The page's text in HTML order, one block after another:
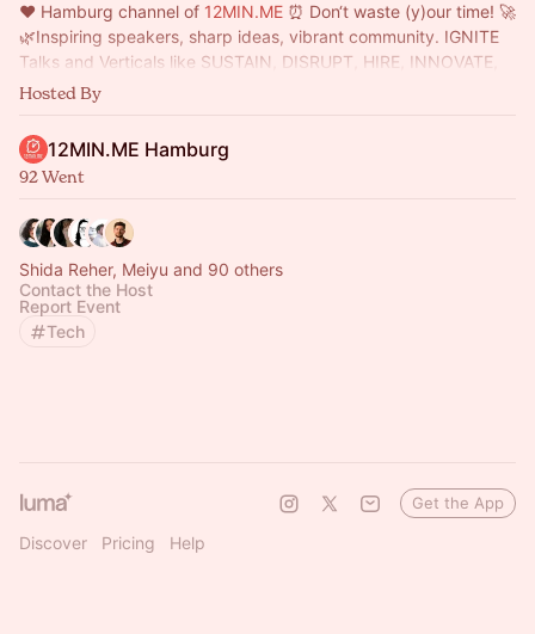
❤️ Hamburg channel of 12MIN.ME ⏰ Don‘t waste (y)our time! 🚀
🌿Inspiring speakers, sharp ideas, vibrant community. IGNITE
Talks and Verticals like SUSTAIN, DISRUPT, HIRE, INNOVATE,
EDUCATE, ...
Hosted By
12MIN.ME Hamburg
92 Went
Shida Reher, Meiyu and 90 others
Contact the Host
Report Event
Tech
Discover Pricing Help
Get the App